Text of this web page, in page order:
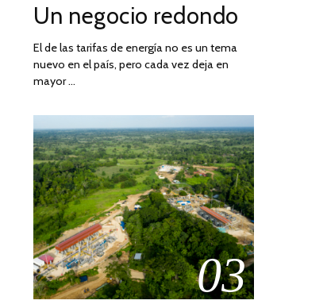
ON
DE
DE
2022
Un negocio redondo
El de las tarifas de energía no es un tema
nuevo en el país, pero cada vez deja en
mayor …
03